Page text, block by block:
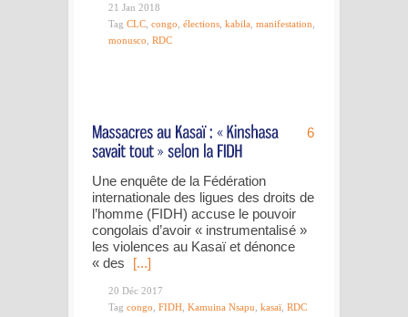
21 Jan 2018
Tag CLC congo élections kabila manifestation
monusco RDC
6
Une enquête de la Fédération
internationale des ligues des droits de
l’homme (FIDH) accuse le pouvoir
congolais d’avoir « instrumentalisé »
les violences au Kasaï et dénonce
« des
[...]
20 Déc 2017
Tag congo FIDH Kamuina Nsapu kasaï RDC